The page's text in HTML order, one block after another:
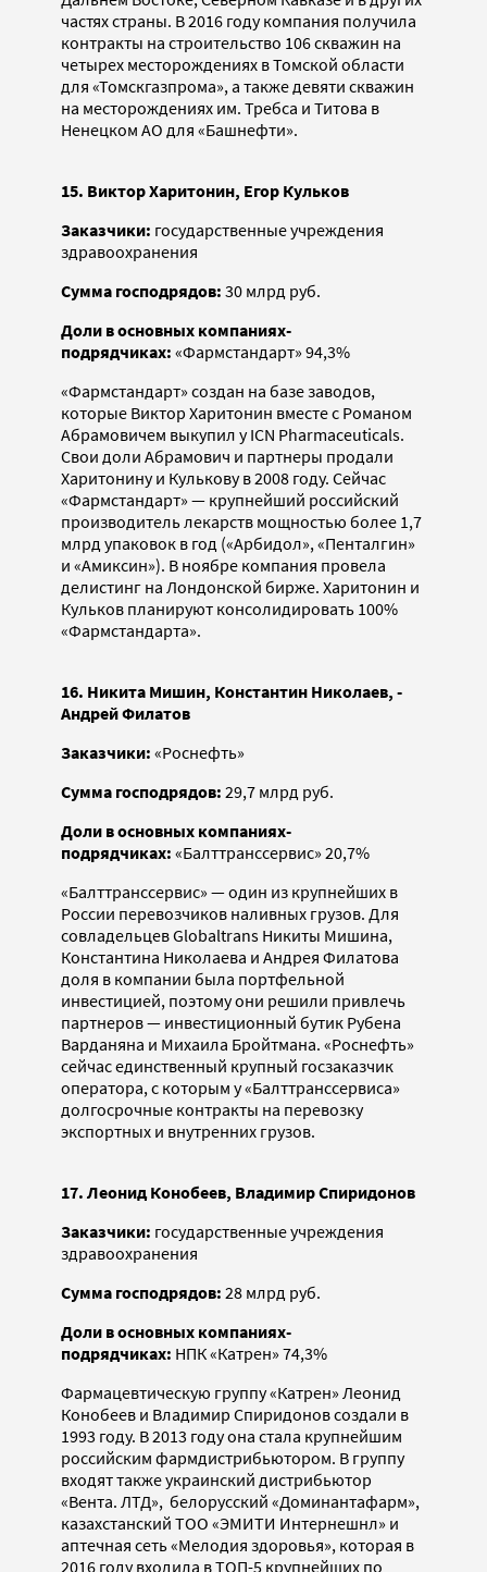
частях страны. В 2016 году компания получила
контракты на строительство 106 скважин на
четырех месторождениях в Томской области
для «Томскгазпрома», а также девяти скважин
на месторождениях им. Требса и Титова в
Ненецком АО для «Башнефти».
15. Виктор Харитонин, Егор Кульков
Заказчики: государственные учреждения
здравоохранения
Сумма господрядов: 30 млрд руб.
Доли в основных компаниях-
подрядчиках: «Фармстандарт» 94,3%
«Фармстандарт» создан на базе заводов,
которые Виктор Харитонин вместе с Романом
Абрамовичем выкупил у ICN Pharmaceuticals.
Свои доли Абрамович и партнеры продали
Харитонину и Кулькову в 2008 году. Сейчас
«Фармстандарт» — крупнейший российский
производитель лекарств мощностью более 1,7
млрд упаковок в год («Арбидол», «Пенталгин»
и «Амиксин»). В ноябре компания провела
делистинг на Лондонской бирже. Харитонин и
Кульков планируют консолидировать 100%
«Фармстандарта».
16. Никита Мишин, Константин Николаев, ­
Андрей Филатов
Заказчики: «Роснефть»
Сумма господрядов: 29,7 млрд руб.
Доли в основных компаниях-
подрядчиках: «Балттранссервис» 20,7%
«Балттранссервис» — один из крупнейших в
России перевозчиков наливных грузов. Для
совладельцев Globaltrans Никиты Мишина,
Константина Николаева и Андрея Филатова
доля в компании была портфельной
инвестицией, поэтому они решили привлечь
партнеров — инвестиционный бутик Рубена
Варданяна и Михаила Бройтмана. «Роснефть»
сейчас единственный крупный госзаказчик
оператора, с которым у «Балттранссервиса»
долгосрочные контракты на перевозку
экспортных и внутренних грузов.
17. Леонид Конобеев, Владимир Спиридонов
Заказчики: государственные учреждения
здравоохранения
Сумма господрядов: 28 млрд руб.
Доли в основных компаниях-
подрядчиках: НПК «Катрен» 74,3%
Фармацевтическую группу «Катрен» Леонид
Конобеев и Владимир Спиридонов создали в
1993 году. В 2013 году она стала крупнейшим
российским фармдистрибьютором. В группу
входят также украинский дистрибьютор
«Вента. ЛТД», белорусский «Доминантафарм»,
казахстанский ТОО «ЭМИТИ Интернешнл» и
аптечная сеть «Мелодия здоровья», которая в
2016 году входила в ТОП-5 крупнейших по